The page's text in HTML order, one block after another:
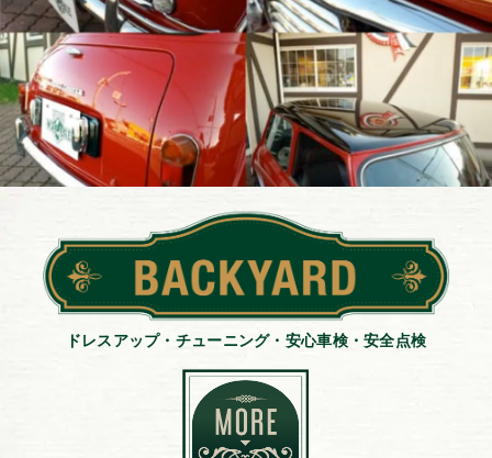
ドレスアップ・チューニング・安心車検・安全点検